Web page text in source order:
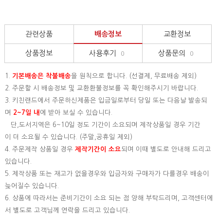
관련상품 배송정보 교환정보
상품정보 사용후기 0 상품문의 0
1. 기본배송은 착불배송을 원칙으로 합니다. (선결제, 무료배송 제외)
2. 주문할 시 배송정보 및 교환환불정보를 꼭 확인해주시기 바랍니다.
3. 키친랜드에서 주문하신제품은 입금일로부터 당일 또는 다음날 발송되
며
2~7일 내 에 받아 보실 수 있습니다.
단,도서지역은 6~10일 정도 기간이 소요되며 제작상품일 경우 기간
이 더 소요될 수 있습니다. (주말,공휴일 제외)
4. 주문제작 상품일 경우 제작기간이 소요되며 이때 별도로 안내해 드리고
있습니다.
5. 제작상품 또는 재고가 없을경우와 입금자와 구매자가 다를경우 배송이
늦어질수 있습니다.
6. 상품에 따라서는 준비기간이 소요 되는 점 양해 부탁드리며, 고객센터에
서 별도로 고객님께 연락을 드리고 있습니다.